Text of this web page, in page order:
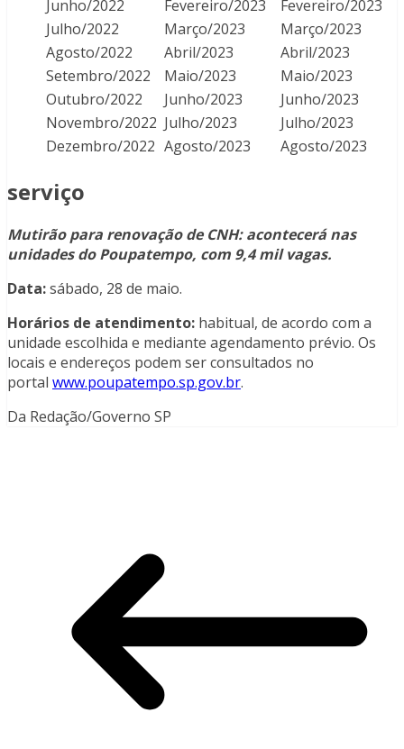
Junho/2022 Fevereiro/2023
Fevereiro/2023
Julho/2022
Março/2023
Março/2023
Agosto/2022
Abril/2023
Abril/2023
Setembro/2022
Maio/2023
Maio/2023
Outubro/2022
Junho/2023
Junho/2023
Novembro/2022 Julho/2023
Julho/2023
Dezembro/2022 Agosto/2023 Agosto/2023
serviço
Mutirão para renovação de CNH: acontecerá nas
unidades do Poupatempo, com 9,4 mil vagas.
Data:sábado, 28 de maio.
Horários de atendimento: habitual, de acordo com a
unidade escolhida e mediante agendamento prévio. Os
locais e endereços podem ser consultados no
portal www.poupatempo.sp.gov.br.
Da Redação/Governo SP